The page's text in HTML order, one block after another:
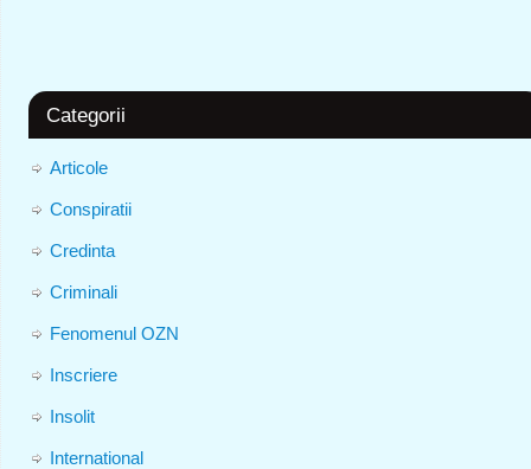
Categorii
Articole
Conspiratii
Credinta
Criminali
Fenomenul OZN
Inscriere
Insolit
International